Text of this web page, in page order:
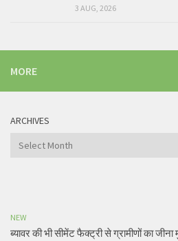
3 AUG, 2026
MORE
ARCHIVES
Archives
NEW
ब्यावर की भी सीमेंट फैक्ट्री से ग्रामीणों का